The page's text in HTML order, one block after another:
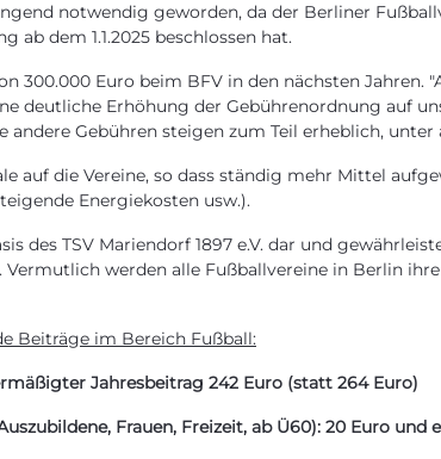
notwendig geworden, da der Berliner
ab dem 1.1.2025 beschlossen hat.
300.000 Euro beim BFV in den nächsten Jahren.
deutliche Erhöhung der Gebührenordnung auf
andere Gebühren steigen zum Teil erheblich,
auf die Vereine, so dass ständig mehr Mittel
Energiekosten usw.).
des TSV Mariendorf 1897 e.V. dar und
Vermutlich werden alle Fußballvereine in Berlin
Beiträge im Bereich Fußball:
Jahresbeitrag 242 Euro (statt 264 Euro)
Frauen, Freizeit, ab Ü60): 20 Euro